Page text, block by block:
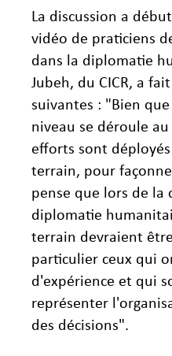
La discussion a
vidéo de praticiens
dans la diplomatie
Jubeh, du CICR, a
suivantes : "Bien
niveau se déroule
efforts sont
terrain, pour
pense que lors de la
diplomatie
terrain devraient
particulier ceux qui
d'expérience et qui
représenter
des décisions".